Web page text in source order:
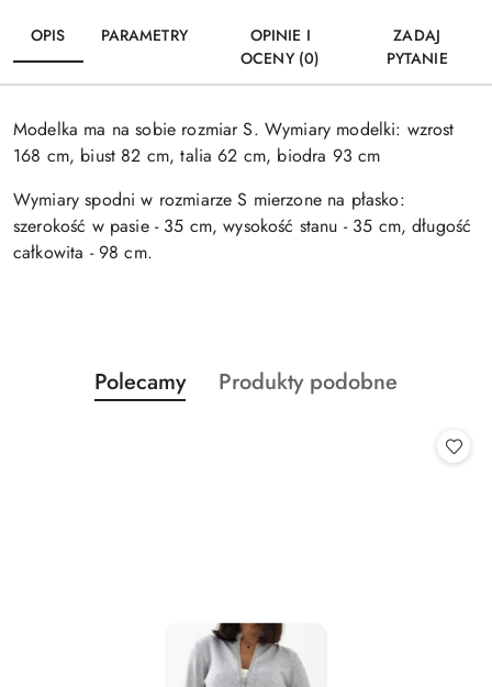
OPIS PARAMETRY
OPINIE I
OCENY (0)
ZADAJ
PYTANIE
Modelka ma na sobie rozmiar S. Wymiary modelki: wzrost
168 cm, biust 82 cm, talia 62 cm, biodra 93 cm
Wymiary spodni w rozmiarze S mierzone na płasko:
szerokość w pasie - 35 cm, wysokość stanu - 35 cm, długość
całkowita - 98 cm.
Pomiń karuzelę produktów
Produkty
o
Polecamy
Produkty
Produkty podobne